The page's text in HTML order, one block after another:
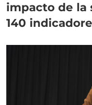
impacto de la
140